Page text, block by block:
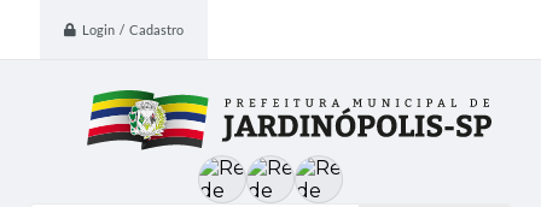
Login / Cadastro